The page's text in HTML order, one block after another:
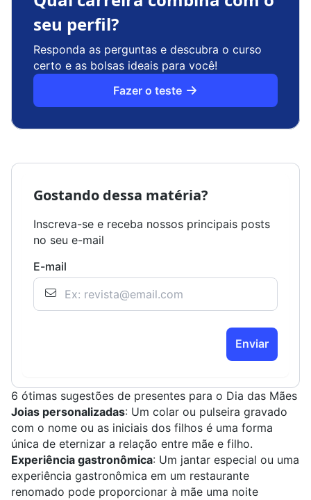
seu perfil?
Responda as perguntas e descubra o curso
certo e as bolsas ideais para você!
Fazer o teste
Gostando dessa matéria?
Inscreva-se e receba nossos principais posts
no seu e-mail
E-mail
Enviar
6 ótimas sugestões de presentes para o Dia das Mães
Joias personalizadas: Um colar ou pulseira gravado
com o nome ou as iniciais dos filhos é uma forma
única de eternizar a relação entre mãe e filho.
Experiência gastronômica: Um jantar especial ou uma
experiência gastronômica em um restaurante
renomado pode proporcionar à mãe uma noite